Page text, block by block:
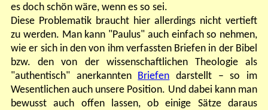
es doch schön wäre, wenn es so sei.
Diese Problematik braucht hier allerdings nicht vertieft
zu werden. Man kann "Paulus" auch einfach so nehmen,
wie er sich in den von ihm verfassten Briefen in der Bibel
bzw. den von der wissenschaftlichen Theologie als
"authentisch" anerkannten Briefen darstellt – so im
Wesentlichen auch unsere Position. Und dabei kann man
bewusst auch offen lassen, ob einige Sätze daraus